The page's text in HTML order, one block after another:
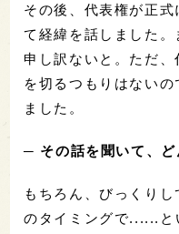
その後、代表権が正
て経緯を話しました。
申し訳ないと。ただ
を切るつもりはないの
ました。
─ その話を聞いて、ど
もちろん、びっくり
のタイミングで......と